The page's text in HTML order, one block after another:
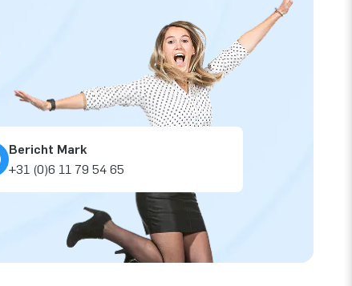
Bericht Mark
+31 (0)6 11 79 54 65